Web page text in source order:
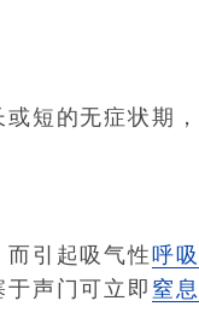
或短的无症状期
而引起吸气性呼
声门可立即 窒息